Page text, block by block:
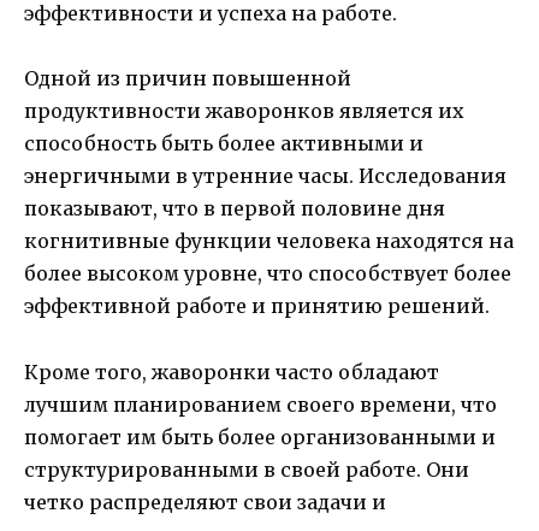
эффективности и успеха на работе.
Одной из причин повышенной
продуктивности жаворонков является их
способность быть более активными и
энергичными в утренние часы. Исследования
показывают, что в первой половине дня
когнитивные функции человека находятся на
более высоком уровне, что способствует более
эффективной работе и принятию решений.
Кроме того, жаворонки часто обладают
лучшим планированием своего времени, что
помогает им быть более организованными и
структурированными в своей работе. Они
четко распределяют свои задачи и